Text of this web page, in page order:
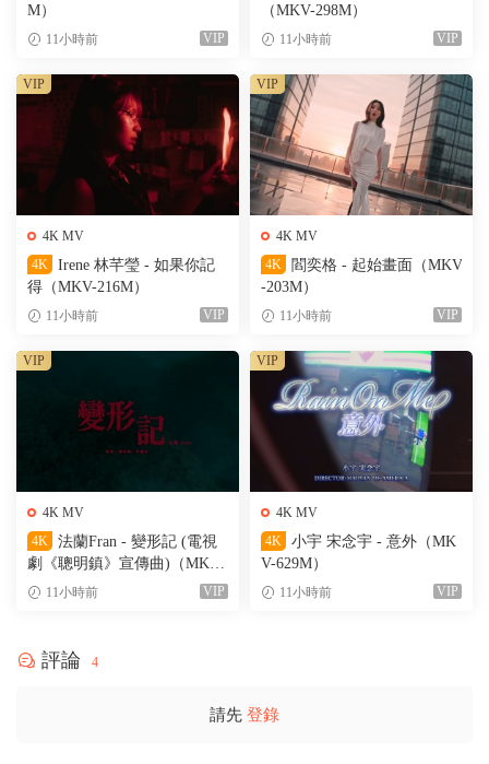
M）
11小時前 VIP
（MKV-298M）
11小時前 VIP
4K MV
4K
Irene 林芊瑩 - 如果你記
得（MKV-216M）
11小時前 VIP
VIP
4K MV
4K
閻奕格 - 起始畫面（MKV
-203M）
11小時前 VIP
VIP
4K MV
4K
法蘭Fran - 變形記 (電視
劇《聰明鎮》宣傳曲)（MKV-
205M）
11小時前 VIP
VIP
4K MV
4K
小宇 宋念宇 - 意外（MK
V-629M）
11小時前 VIP
VIP
評論 4
請先 登錄